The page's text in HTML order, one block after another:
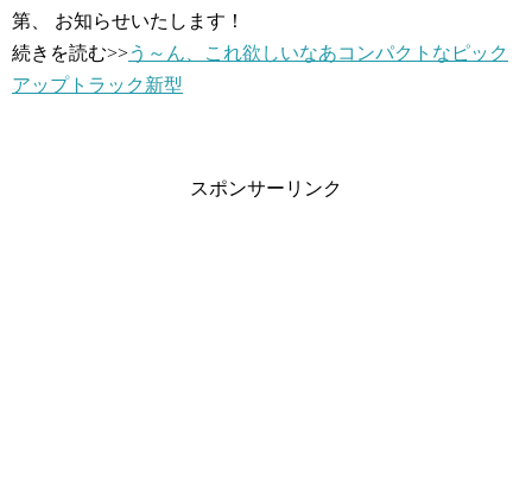
第、 お知らせいたします！
続きを読む>>う～ん、これ欲しいなあコンパクトなピック
アップトラック新型
スポンサーリンク